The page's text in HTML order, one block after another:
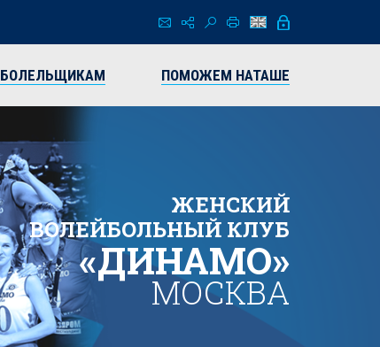
БОЛЕЛЬЩИКАМ ПОМОЖЕМ НАТАШЕ
ЖЕНСКИЙ
ВОЛЕЙБОЛЬНЫЙ КЛУБ
«ДИНАМО»
МОСКВА